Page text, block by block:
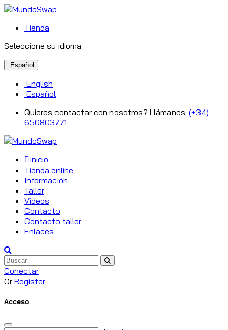
Tienda
Seleccione su idioma
Español
English
Español
Quieres contactar con nosotros? Llámanos: (+34)
650803771
Inicio
Tienda online
Información
Taller
Vídeos
Contacto
Contacto taller
Enlaces
Conectar
Or Register
Acceso